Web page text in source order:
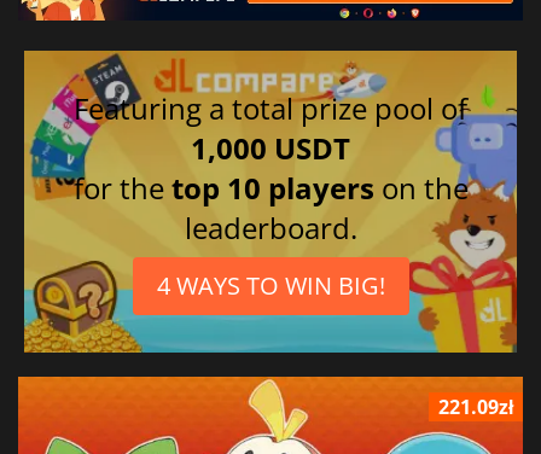
Featuring a total prize pool of
1,000 USDT
for thetop 10 players on the
leaderboard.
4 WAYS TO WIN BIG!
221.09zł